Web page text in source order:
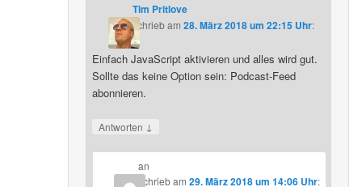
Tim Pritlove
schriebam 28. März 2018 um 22:15 Uhr:
Einfach JavaScript aktivieren und alles wird gut.
Sollte das keine Option sein: Podcast-Feed
abonnieren.
Antworten ↓
an
schriebam29. März 2018 um 14:06 Uhr: